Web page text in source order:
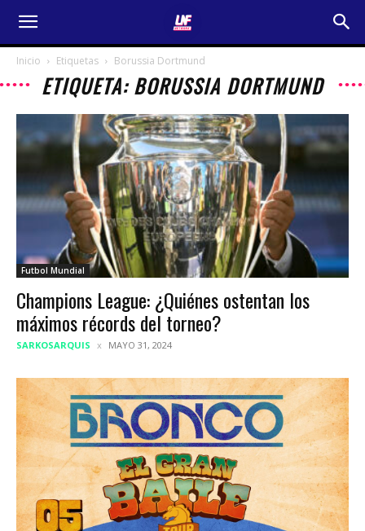
Inicio Etiquetas Borussia Dortmund
ETIQUETA: BORUSSIA DORTMUND
Futbol Mundial
Champions League: ¿Quiénes ostentan los
máximos récords del torneo?
SARKOSARQUIS MAYO 31, 2024